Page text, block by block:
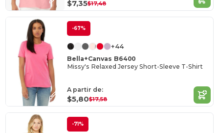
$7,35$17,48
-67%
+44
Bella+Canvas B6400
Missy's Relaxed Jersey Short-Sleeve T-Shirt
A partir de:
$5,80$17,58
-71%